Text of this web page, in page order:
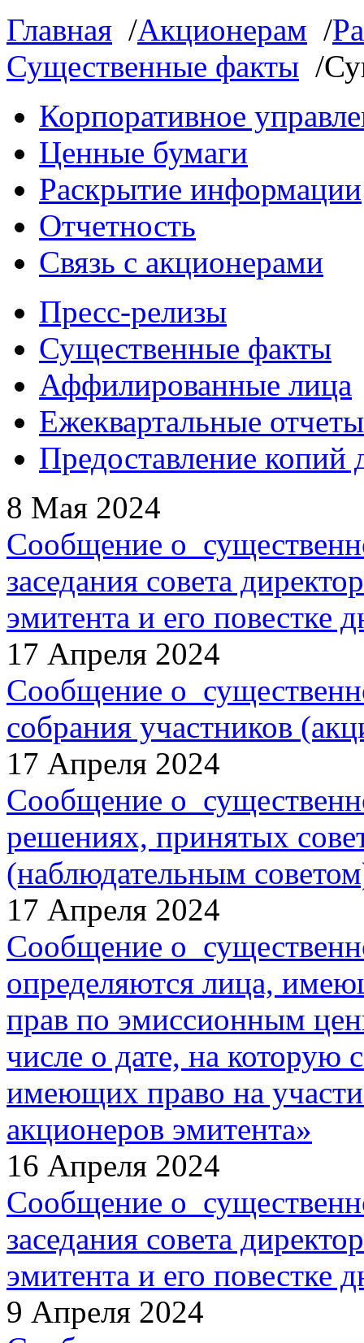
Главная /Акционерам /
Существенные факты /
Корпоративное
Ценные бумаги
Раскрытие информации
Отчетность
Связь с акционерами
Пресс-релизы
Существенные факты
Аффилированные лица
Ежеквартальные
Предоставление копий
8 Мая 2024
Сообщение о
заседания совета
эмитента и его повестке
17 Апреля 2024
Сообщение о
собрания участников
17 Апреля 2024
Сообщение о
решениях, принятых
(наблюдательным
17 Апреля 2024
Сообщение о
определяются лица,
прав по эмиссионным
числе о дате, на которую
имеющих право на
акционеров эмитента»
16 Апреля 2024
Сообщение о
заседания совета
эмитента и его повестке
9 Апреля 2024